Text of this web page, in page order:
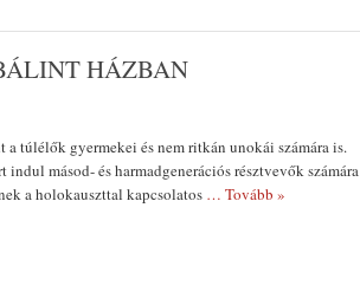
HÁZBAN
túlélők gyermekei és nem ritkán unokái számára is.
indul másod- és harmadgenerációs résztvevők
a holokauszttal kapcsolatos … Tovább »